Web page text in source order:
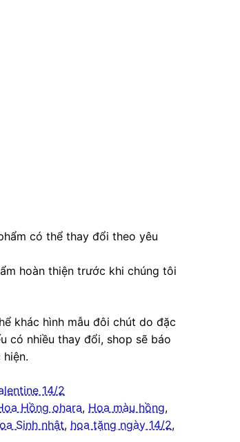
có thể thay đổi theo yêu
hoàn thiện trước khi chúng tôi
khác hình mẫu đôi chút do đặc
có nhiều thay đổi, shop sẽ báo
14/2
Hồng ohara, Hoa màu hồng,
Sinh nhật, hoa tặng ngày 14/2,